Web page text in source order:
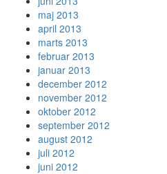
maj 2013
april 2013
marts 2013
februar 2013
januar 2013
december 2012
november 2012
oktober 2012
september 2012
august 2012
juli 2012
juni 2012